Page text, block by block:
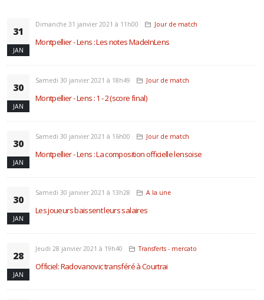
31
JAN
Dimanche 31 janvier 2021 à 11h00 Jour de match
Montpellier - Lens : Les notes MadeInLens
30
JAN
Samedi 30 janvier 2021 à 18h49 Jour de match
Montpellier - Lens : 1 - 2 (score final)
30
JAN
Samedi 30 janvier 2021 à 16h00 Jour de match
Montpellier - Lens : La composition officielle lensoise
30
JAN
Samedi 30 janvier 2021 à 13h28 A la une
Les joueurs baissent leurs salaires
28
JAN
Jeudi 28 janvier 2021 à 19h40 Transferts - mercato
Officiel: Radovanovic transféré à Courtrai